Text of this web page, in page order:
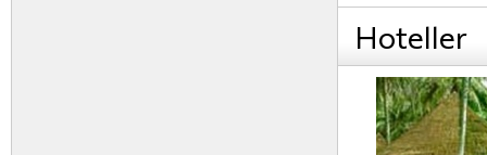
Hoteller